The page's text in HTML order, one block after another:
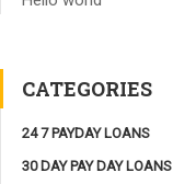
CATEGORIES
24 7 PAYDAY LOANS
30 DAY PAY DAY LOANS